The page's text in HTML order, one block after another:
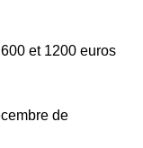
et 1200 euros
de